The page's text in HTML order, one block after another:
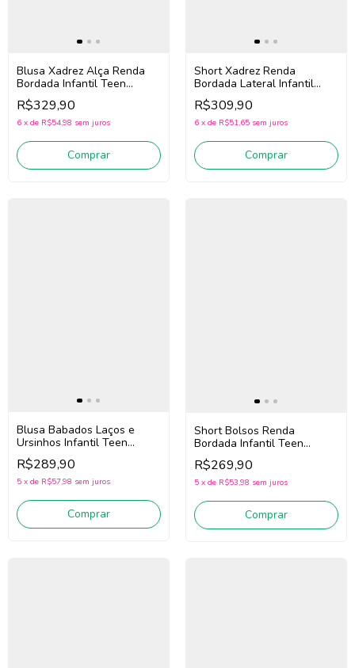
Blusa Xadrez Alça Renda
Bordada Infantil Teen
Menina Pituchinhus 30709
(Preto/Branco)
R$329,90
6 x de R$54,98 sem juros
Comprar
Short Xadrez Renda
Bordada Lateral Infantil
Teen Menina Pituchinhus
30710 (Preto/Branco)
R$309,90
6 x de R$51,65 sem juros
Comprar
Blusa Babados Laços e
Ursinhos Infantil Teen
Menina Pituchinhus 30733
(Rosa)
R$289,90
5 x de R$57,98 sem juros
Comprar
Short Bolsos Renda
Bordada Infantil Teen
Menina Pituchinhus 30728
(Verde)
R$269,90
5 x de R$53,98 sem juros
Comprar